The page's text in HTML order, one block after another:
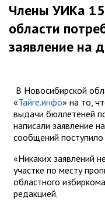
Члены УИКа
области
заявление на
В Новосибирской
«Тайге.инфо» на то,
выдачи бюллетеней
написали заявление
сообщений
«Никаких заявлений
участке по месту
областного
редакцией.